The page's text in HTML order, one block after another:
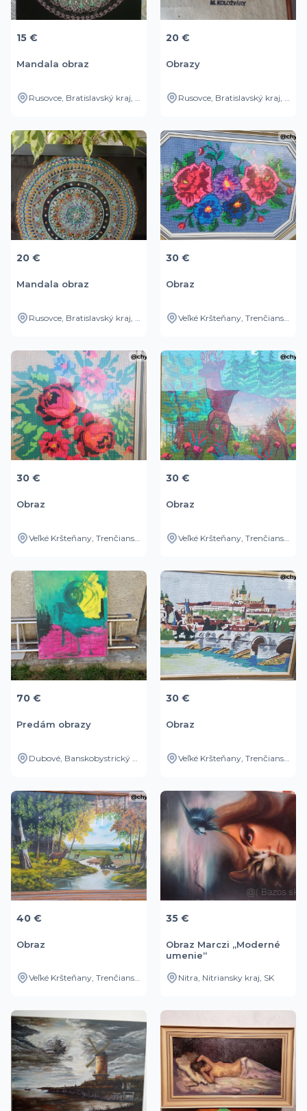
15 €
Mandala obraz
Rusovce, Bratislavský kraj, SK
20 €
Obrazy
Rusovce, Bratislavský kraj, SK
20 €
Mandala obraz
Rusovce, Bratislavský kraj, SK
30 €
Obraz
Veľké Kršteňany, Trenčiansky kraj, SK
30 €
Obraz
30 €
Obraz
70 €
Predám obrazy
30 €
Obraz
40 €
Obraz
Veľké Kršteňany, Trenčiansky kraj, SK
35 €
Obraz Marczi „Moderné
umenie“
Nitra, Nitriansky kraj, SK